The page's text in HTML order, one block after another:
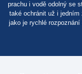
prachu i vodě odolný se
také ochránit už i
jako je rychlé